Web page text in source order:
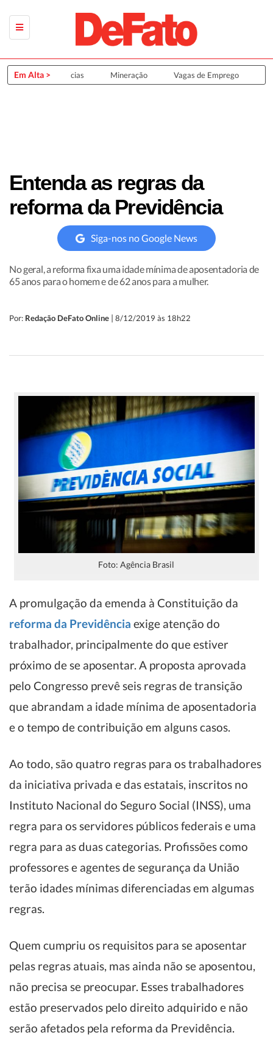
Em Alta >
Últimas Notícias Mineração Vagas de Emprego
Entenda as regras da
reforma da Previdência
Siga-nos no Google News
No geral, a reforma fixa uma idade mínima de aposentadoria de
65 anos para o homem e de 62 anos para a mulher.
Por: Redação DeFato Online | 8/12/2019 às 18h22
Foto: Agência Brasil
A promulgação da emenda à Constituição da
reforma da Previdência exige atenção do
trabalhador, principalmente do que estiver
próximo de se aposentar. A proposta aprovada
pelo Congresso prevê seis regras de transição
que abrandam a idade mínima de aposentadoria
e o tempo de contribuição em alguns casos.
Ao todo, são quatro regras para os trabalhadores
da iniciativa privada e das estatais, inscritos no
Instituto Nacional do Seguro Social (INSS), uma
regra para os servidores públicos federais e uma
regra para as duas categorias. Profissões como
professores e agentes de segurança da União
terão idades mínimas diferenciadas em algumas
regras.
Quem cumpriu os requisitos para se aposentar
pelas regras atuais, mas ainda não se aposentou,
não precisa se preocupar. Esses trabalhadores
estão preservados pelo direito adquirido e não
serão afetados pela reforma da Previdência.